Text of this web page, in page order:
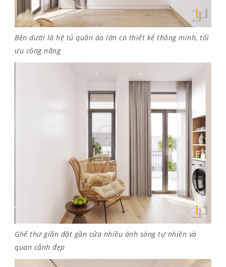
Bên dưới là hệ tủ quần áo lớn có thiết kế thông minh, tối
ưu công năng
Ghế thư giãn đặt gần cửa nhiều ánh sáng tự nhiên và
quan cảnh đẹp